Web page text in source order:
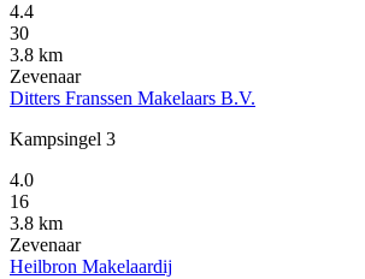
4.4
30
3.8 km
Zevenaar
Ditters Franssen Makelaars B.V.
Kampsingel 3
4.0
16
3.8 km
Zevenaar
Heilbron Makelaardij